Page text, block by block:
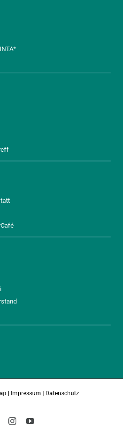
| Impressum | Datenschutz
FacebookInstagramYouTube